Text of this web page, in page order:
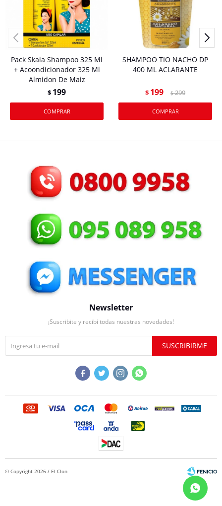
Pack Skala Shampoo 325 Ml
+ Acoondicionador 325 Ml
Almidon De Maiz
$ 199
SHAMPOO TIO NACHO DP
400 ML ACLARANTE
$ 199 $ 299
Newsletter
¡Suscribite y recibí todas nuestras novedades!
SUSCRIBIRME
   
© Copyright 2026 / El Clon